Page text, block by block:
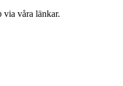
våra länkar.